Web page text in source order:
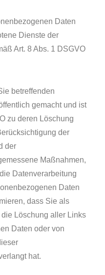
Daten
Dienste der
Art. 8 Abs. 1 DSGVO
betreffenden
gemacht und ist
zu deren Löschung
der
der
Maßnahmen,
Datenverarbeitung
Daten
dass Sie als
Löschung aller Links
Daten oder von
hat.